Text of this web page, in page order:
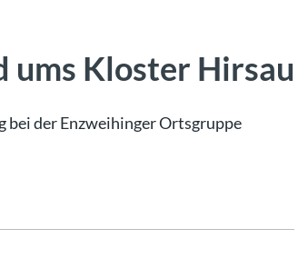
Kloster Hirsau
bei der Enzweihinger Ortsgruppe